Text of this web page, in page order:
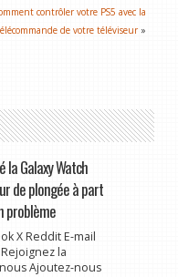
contrôler votre PS5 avec la
de votre téléviseur »
Galaxy Watch
de plongée à part
problème
X Reddit E-mail
la
Ajoutez-nous